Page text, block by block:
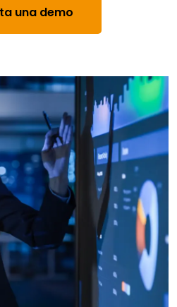
una demo